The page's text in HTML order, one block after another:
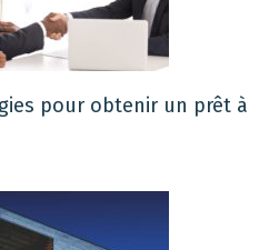
pour obtenir un prêt à